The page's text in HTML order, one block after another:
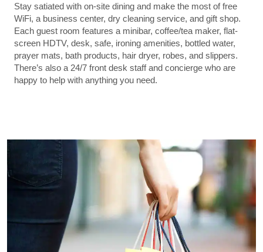
Stay satiated with on-site dining and make the most of free
WiFi, a business center, dry cleaning service, and gift shop.
Each guest room features a minibar, coffee/tea maker, flat-
screen HDTV, desk, safe, ironing amenities, bottled water,
prayer mats, bath products, hair dryer, robes, and slippers.
There’s also a 24/7 front desk staff and concierge who are
happy to help with anything you need.